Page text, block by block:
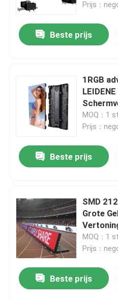
Huis
Videos
Over ons
Fabrieksrondleiding
Prijs：
Beste prijs
1RGB
MOQ：1
Prijs：
Beste prijs
SMD
Grote
MOQ：1
Prijs：
Beste prijs